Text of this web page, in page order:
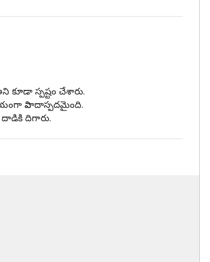
స్పష్టం చేశారు.
వివాదాస్పదమైంది.
దాడికి దిగారు.